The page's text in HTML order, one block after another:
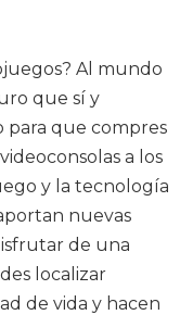
Al mundo
que sí y
para que compres
a los
y la tecnología
nuevas
de una
localizar
de vida y hacen